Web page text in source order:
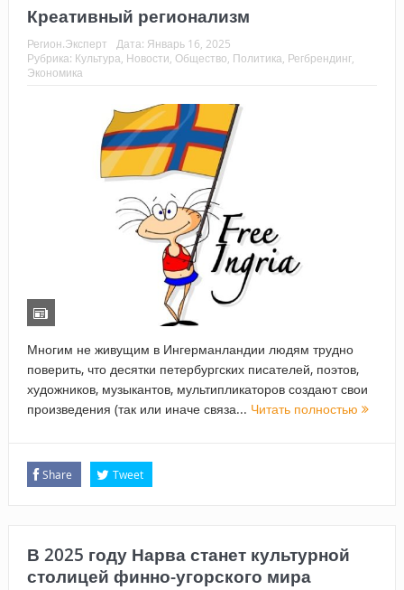
Креативный регионализм
Регион.Эксперт Дата: Январь 16, 2025
Рубрика: Культура, Новости, Общество, Политика, Регбрендинг,
Экономика
Многим не живущим в Ингерманландии людям трудно
поверить, что десятки петербургских писателей, поэтов,
художников, музыкантов, мультипликаторов создают свои
произведения (так или иначе связа... Читать полностью
Share Tweet
В 2025 году Нарва станет культурной
столицей финно-угорского мира